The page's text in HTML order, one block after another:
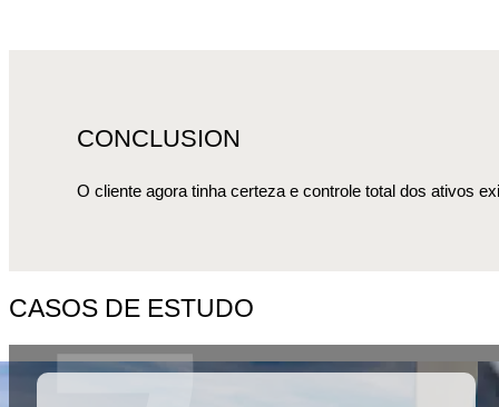
CONCLUSION
O cliente agora tinha certeza e controle total dos ativos
CASOS DE ESTUDO